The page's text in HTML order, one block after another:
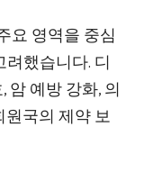
요 영역을 중심
했습니다. 디
암 예방 강화, 의
국의 제약 보